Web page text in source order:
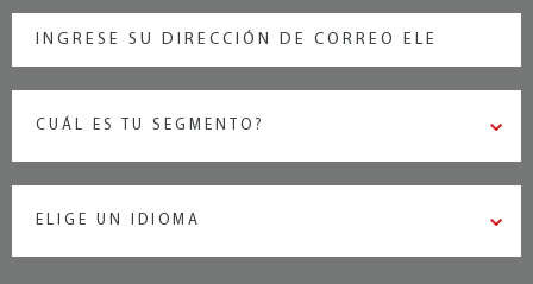
CUÁL ES TU SEGMENTO?
ELIGE UN IDIOMA